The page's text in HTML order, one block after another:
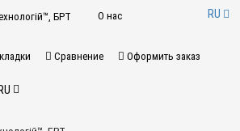
RU
О нас
Сравнение Оформить заказ
RU